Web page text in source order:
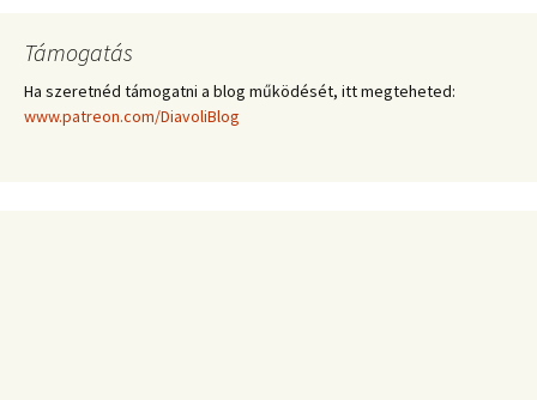
Támogatás
Ha szeretnéd támogatni a blog működését, itt megteheted:
www.patreon.com/DiavoliBlog